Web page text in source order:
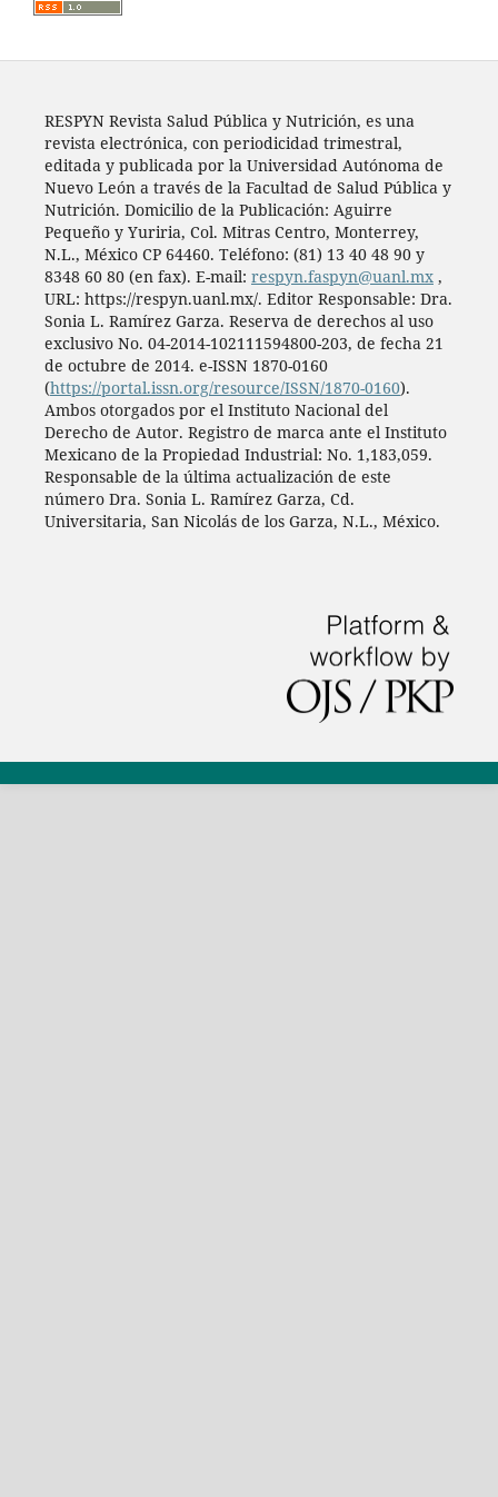
RESPYN Revista Salud Pública y Nutrición, es una
revista electrónica, con periodicidad trimestral,
editada y publicada por la Universidad Autónoma de
Nuevo León a través de la Facultad de Salud Pública y
Nutrición. Domicilio de la Publicación: Aguirre
Pequeño y Yuriria, Col. Mitras Centro, Monterrey,
N.L., México CP 64460. Teléfono: (81) 13 40 48 90 y
8348 60 80 (en fax). E-mail: respyn.faspyn@uanl.mx,
URL: https://respyn.uanl.mx/. Editor Responsable: Dra.
Sonia L. Ramírez Garza. Reserva de derechos al uso
exclusivo No. 04-2014-102111594800-203, de fecha 21
de octubre de 2014. e-ISSN 1870-0160
(https://portal.issn.org/resource/ISSN/1870-0160).
Ambos otorgados por el Instituto Nacional del
Derecho de Autor. Registro de marca ante el Instituto
Mexicano de la Propiedad Industrial: No. 1,183,059.
Responsable de la última actualización de este
número Dra. Sonia L. Ramírez Garza, Cd.
Universitaria, San Nicolás de los Garza, N.L., México.